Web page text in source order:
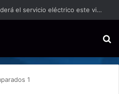
¡Atención! CNFL suspenderá el servicio eléctrico este viernes 7 de agosto en sectores de San José por trabajos de mantenimiento
1